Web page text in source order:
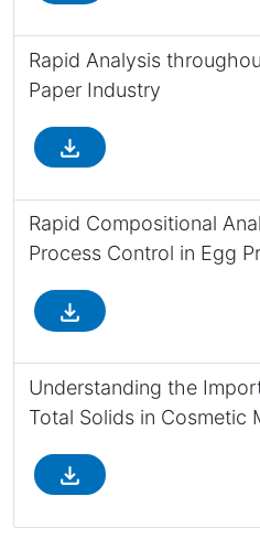
Rapid Analysis
Paper Industry
file_download
Rapid Compositional
Process Control in Egg
file_download
Understanding the
Total Solids in Cosmetic
file_download